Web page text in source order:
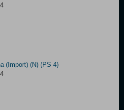
(Import) (N) (PS 4)